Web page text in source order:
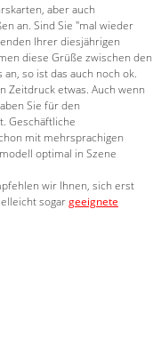
aber auch
an. Sind Sie "mal wieder
Ihrer diesjährigen
diese Grüße zwischen den
so ist das auch noch ok.
Zeitdruck etwas. Auch wenn
Sie für den
Geschäftliche
mit mehrsprachigen
optimal in Szene
wir Ihnen, sich erst
sogargeeignete